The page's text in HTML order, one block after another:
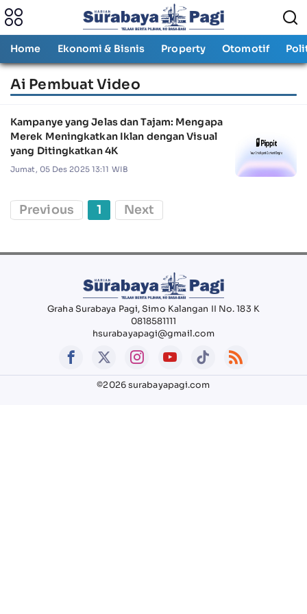
Home Ekonomi & Bisnis Property Otomotif
Ai Pembuat Video
Kampanye yang Jelas dan Tajam: Mengapa
Merek Meningkatkan Iklan dengan Visual
yang Ditingkatkan 4K
Jumat, 05 Des 2025 13:11 WIB
Previous 1 Next
Graha Surabaya Pagi, Simo Kalangan II No. 183 K
0818581111
hsurabayapagi@gmail.com
©2026 surabayapagi.com